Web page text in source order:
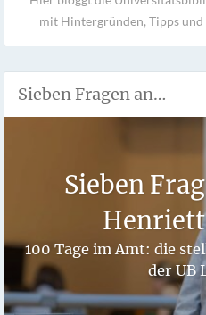
mit Hintergründen, Tipps und
Sieben Fragen an…
Sieben
100 Tage im Amt: die
der UB